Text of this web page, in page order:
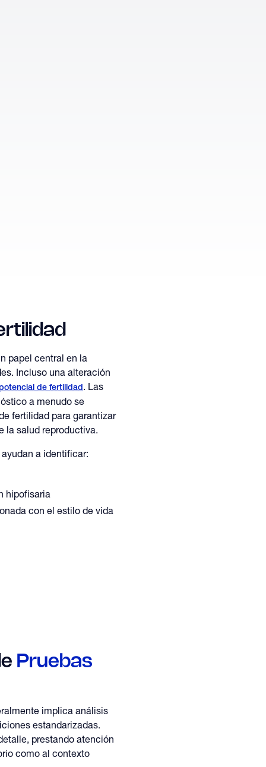
papel central en la
Incluso una alteración
de fertilidad . Las
a menudo se
fertilidad para garantizar
la salud reproductiva.
a identificar:
hipofisaria
con el estilo de vida
Pruebas
implica análisis
estandarizadas.
prestando atención
como al contexto